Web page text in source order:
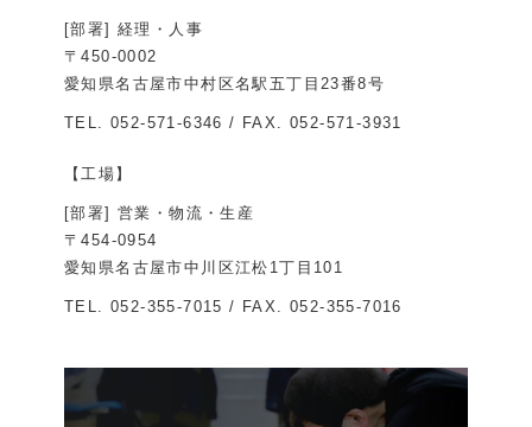
[部署] 経理・人事
〒450-0002
愛知県名古屋市中村区名駅五丁目23番8号
TEL. 052-571-6346 / FAX. 052-571-3931
【工場】
[部署] 営業・物流・生産
〒454-0954
愛知県名古屋市中川区江松1丁目101
TEL. 052-355-7015 / FAX. 052-355-7016